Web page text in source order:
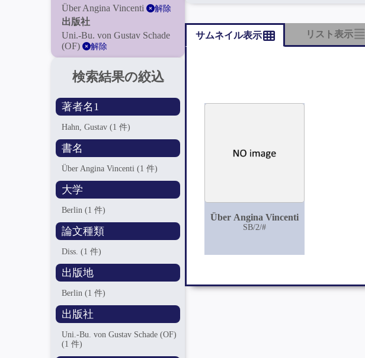
Über Angina Vincenti
解除
出版社
Uni.-Bu. von Gustav Schade
(OF)
解除
検索結果の絞込
著者名1
Hahn, Gustav(1 件)
書名
Über Angina Vincenti(1 件)
大学
Berlin(1 件)
論文種類
Diss.(1 件)
出版地
Berlin(1 件)
出版社
Uni.-Bu. von Gustav Schade (OF)
(1 件)
サムネイル表示 リスト表示
Über Angina Vincenti
SB/2/#